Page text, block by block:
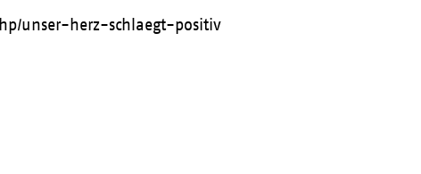
unser-herz-schlaegt-positiv